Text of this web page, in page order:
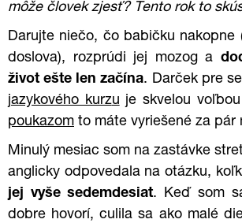
môže človek zjesť? Tento rok to
Darujte niečo, čo babičku nakopne
doslova), rozprúdi jej mozog a
život ešte len začína. Darček pre
jazykového kurzu je skvelou
poukazom to máte vyriešené za pár
Minulý mesiac som na zastávke
anglicky odpovedala na otázku,
jej vyše sedemdesiat. Keď som
dobre hovorí, culila sa ako malé